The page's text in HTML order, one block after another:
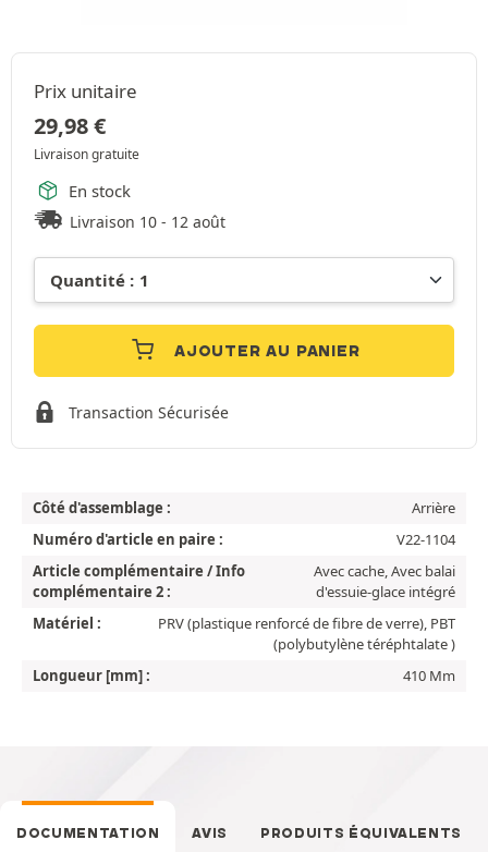
Prix unitaire
29,98€
Livraison gratuite
En stock
Livraison 10 - 12 août
AJOUTER AU PANIER
Transaction Sécurisée
Côté d'assemblage :
Arrière
Numéro d'article en paire :
V22-1104
Article complémentaire / Info
complémentaire 2 :
Avec cache, Avec balai
d'essuie-glace intégré
Matériel :
PRV (plastique renforcé de fibre de verre), PBT
(polybutylène téréphtalate )
Longueur [mm] :
410 Mm
DOCUMENTATION AVIS PRODUITS ÉQUIVALENTS